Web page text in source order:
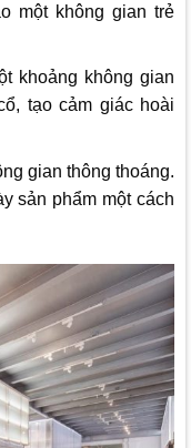
một không gian trẻ
khoảng không gian
tạo cảm giác hoài
gian thông thoáng.
sản phẩm một cách